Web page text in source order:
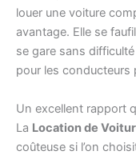
louer une voiture
avantage. Elle se
se gare sans
pour les conducteurs
Un excellent rapport
La Location de
coûteuse si l’on